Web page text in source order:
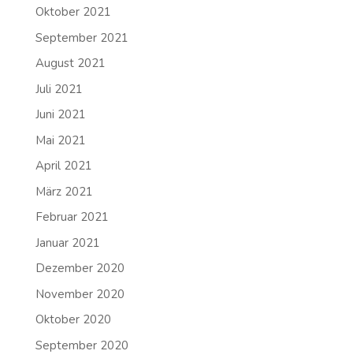
Oktober 2021
September 2021
August 2021
Juli 2021
Juni 2021
Mai 2021
April 2021
März 2021
Februar 2021
Januar 2021
Dezember 2020
November 2020
Oktober 2020
September 2020